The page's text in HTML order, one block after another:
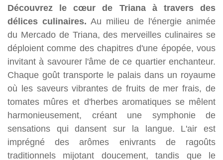
Découvrez le cœur de Triana à travers des
délices culinaires. Au milieu de l'énergie animée
du Mercado de Triana, des merveilles culinaires se
déploient comme des chapitres d'une épopée, vous
invitant à savourer l'âme de ce quartier enchanteur.
Chaque goût transporte le palais dans un royaume
où les saveurs vibrantes de fruits de mer frais, de
tomates mûres et d'herbes aromatiques se mêlent
harmonieusement, créant une symphonie de
sensations qui dansent sur la langue. L'air est
imprégné des arômes enivrants de ragoûts
traditionnels mijotant doucement, tandis que le